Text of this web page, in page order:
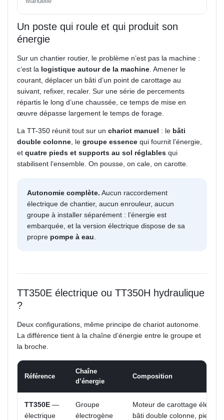
Un poste qui roule et qui produit son
énergie
Sur un chantier routier, le problème n’est pas la machine :
c’est la logistique autour de la machine . Amener le
courant, déplacer un bâti d’un point de carottage au
suivant, refixer, recaler. Sur une série de percements
répartis le long d’une chaussée, ce temps de mise en
œuvre dépasse largement le temps de forage.
La TT-350 réunit tout sur un chariot manuel : le bâti
double colonne , le groupe essence qui fournit l’énergie,
et quatre pieds et supports au sol réglables qui
stabilisent l’ensemble. On pousse, on cale, on carotte.
Autonomie complète. Aucun raccordement
électrique de chantier, aucun enrouleur, aucun
groupe à installer séparément : l’énergie est
embarquée, et la version électrique dispose de sa
propre pompe à eau
TT350E électrique ou TT350H hydraulique
?
Deux configurations, même principe de chariot autonome.
La différence tient à la chaîne d’énergie entre le groupe et
la broche.
Référence
Chaîne
d’énergie
Composition
TT350E —
électrique
Groupe
électrogène
Moteur de carottage
bâti double colonne, pied